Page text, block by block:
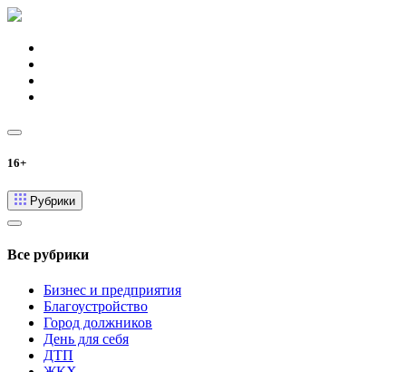
16+
Рубрики
Все рубрики
Бизнес и предприятия
Благоустройство
Город должников
День для себя
ДТП